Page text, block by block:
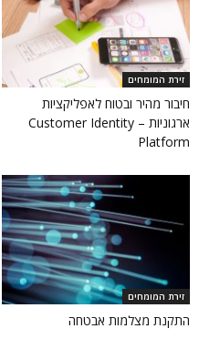
זירת המומחים
חיבור מהיר ובטוח לאפליקציות
ארגוניות – Customer Identity
Platform
זירת המומחים
התקנת מצלמות אבטחה